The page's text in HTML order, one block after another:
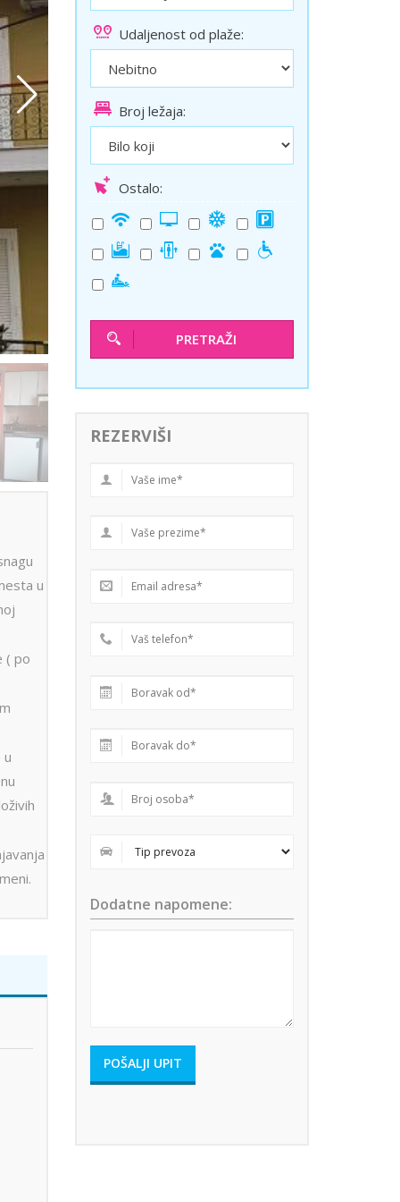
Solun polazak iz Niša
Temišvar polazak iz Niša
u
( po
u
Udaljenost od plaže:
Broj ležaja:
Ostalo:
PRETRAŽI
REZERVIŠI
Dodatne napomene: